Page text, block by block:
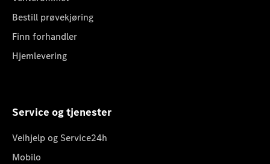
Bestill prøvekjøring
Finn forhandler
Hjemlevering
Service og tjenester
Veihjelp og Service24h
Mobilo